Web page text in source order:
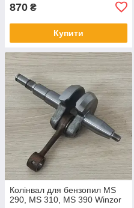
870 ₴
Купити
Колінвал для бензопил MS
290, MS 310, MS 390 Winzor